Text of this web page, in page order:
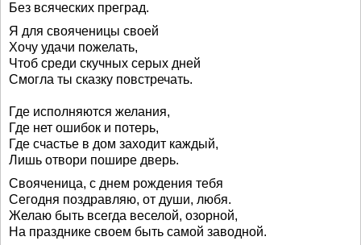
Без всяческих преград.
Я для свояченицы своей
Хочу удачи пожелать,
Чтоб среди скучных серых дней
Смогла ты сказку повстречать.
Где исполняются желания,
Где нет ошибок и потерь,
Где счастье в дом заходит каждый,
Лишь отвори пошире дверь.
Свояченица, с днем рождения тебя
Сегодня поздравляю, от души, любя.
Желаю быть всегда веселой, озорной,
На празднике своем быть самой заводной.